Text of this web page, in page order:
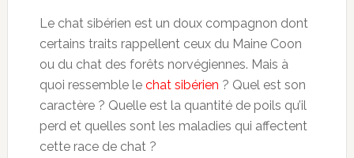
Le chat sibérien est un doux compagnon dont
certains traits rappellent ceux du Maine Coon
ou du chat des forêts norvégiennes. Mais à
quoi ressemble le chat sibérien ? Quel est son
caractère ? Quelle est la quantité de poils qu’il
perd et quelles sont les maladies qui affectent
cette race de chat ?